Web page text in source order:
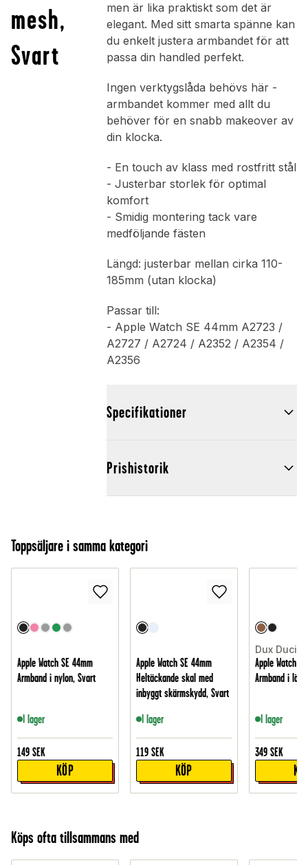
mesh,
Svart
men är lika praktiskt som det är
elegant. Med sitt smarta spänne kan
du enkelt justera armbandet för att
passa din handled perfekt.
Ingen verktygslåda behövs här -
armbandet kommer med allt du
behöver för en snabb makeover av
din klocka.
- En touch av klass med rostfritt stål
- Justerbar storlek för optimal
komfort
- Smidig montering tack vare
medföljande fästen
Längd: justerbar mellan cirka 110-
185mm (utan klocka)
Passar till:
- Apple Watch SE 44mm A2723 /
A2727 / A2724 / A2352 / A2354 /
A2356
Specifikationer
Prishistorik
Toppsäljare i samma kategori
Apple Watch SE 44mm
Armband i nylon, Svart
I lager
149 SEK
KÖP
Apple Watch SE 44mm
Heltäckande skal med
inbyggt skärmskydd, Svart
I lager
119 SEK
KÖP
Dux Ducis
Apple Watch
Armband i
I lager
349 SEK
Köps ofta tillsammans med